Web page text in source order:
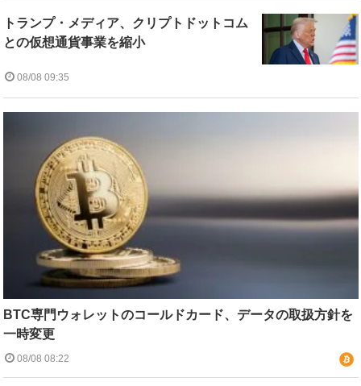
トランプ・メディア、クリプトドットコム
との仮想通貨事業を縮小
08/08 09:35
BTC専門ウォレットのコールドカード、データの取扱方針を
一時変更
08/08 08:22